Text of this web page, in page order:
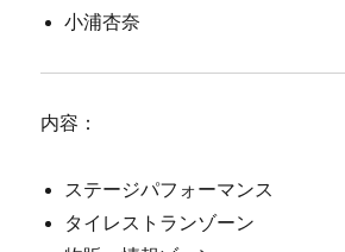
小浦杏奈
内容：
ステージパフォーマンス
タイレストランゾーン